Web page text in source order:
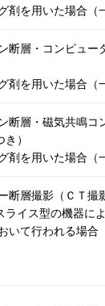
剤を用いた場合（
断層・コンピュー
剤を用いた場合（
断層・磁気共鳴コ
）
剤を用いた場合（
断層撮影（ＣＴ撮
ライス型の機器に
いて行われる場合